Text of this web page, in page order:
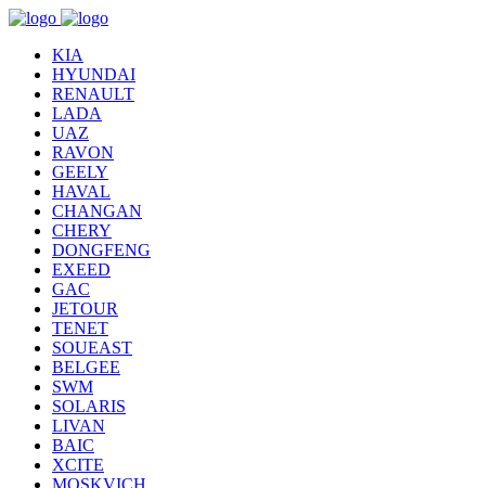
KIA
HYUNDAI
RENAULT
LADA
UAZ
RAVON
GEELY
HAVAL
CHANGAN
CHERY
DONGFENG
EXEED
GAC
JETOUR
TENET
SOUEAST
BELGEE
SWM
SOLARIS
LIVAN
BAIC
XCITE
MOSKVICH